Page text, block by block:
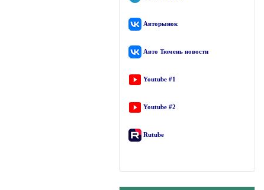
Авторынок
Авто Тюмень новости
Youtube #1
Youtube #2
Rutube